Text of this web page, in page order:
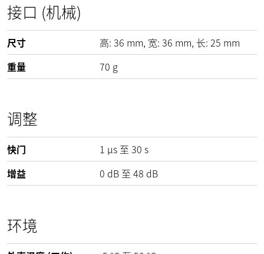
接口 (机械)
尺寸 高: 36 mm, 宽: 36 mm, 长: 25 mm
重量
70 g
调整
快门
1 µs 至 30 s
增益
0 dB 至 48 dB
环境